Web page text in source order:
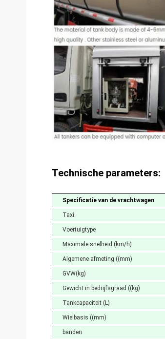
Technische parameters:
Specificatie van de vrachtwagen
Taxi.
Voertuigtype
Maximale snelheid (km/h)
Algemene afmeting ((mm)
GVW(kg)
Gewicht in bedrijfsgraad ((kg)
Tankcapaciteit (L)
Wielbasis ((mm)
banden